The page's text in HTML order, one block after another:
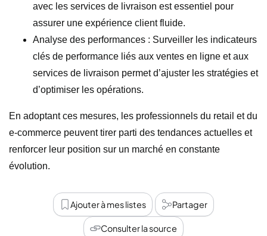
avec les services de livraison est essentiel pour
assurer une expérience client fluide.
Analyse des performances : Surveiller les indicateurs
clés de performance liés aux ventes en ligne et aux
services de livraison permet d’ajuster les stratégies et
d’optimiser les opérations.
En adoptant ces mesures, les professionnels du retail et du
e-commerce peuvent tirer parti des tendances actuelles et
renforcer leur position sur un marché en constante
évolution.
Ajouter à mes listes Partager
Consulter la source